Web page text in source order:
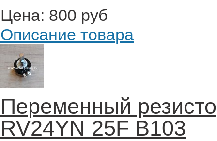
Цена: 800 руб
Описание товара
Переменный
RV24YN 25F B103